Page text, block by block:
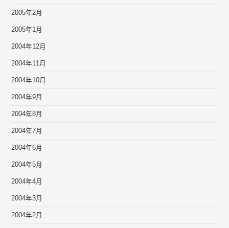
2005年2月
2005年1月
2004年12月
2004年11月
2004年10月
2004年9月
2004年8月
2004年7月
2004年6月
2004年5月
2004年4月
2004年3月
2004年2月